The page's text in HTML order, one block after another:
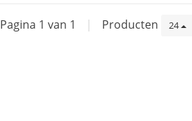
Pagina 1 van 1 | Producten 24